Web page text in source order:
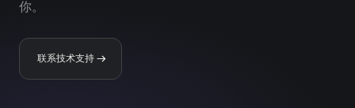
你。
联系技术支持